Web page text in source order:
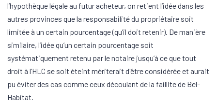
l’hypothèque légale au futur acheteur, on retient l’idée dans les
autres provinces que la responsabilité du propriétaire soit
limitée à un certain pourcentage (qu’il doit retenir). De manière
similaire, l’idée qu’un certain pourcentage soit
systématiquement retenu par le notaire jusqu’à ce que tout
droit à l’HLC se soit éteint mériterait d'être considérée et aurait
pu éviter des cas comme ceux découlant de la faillite de Bel-
Habitat.